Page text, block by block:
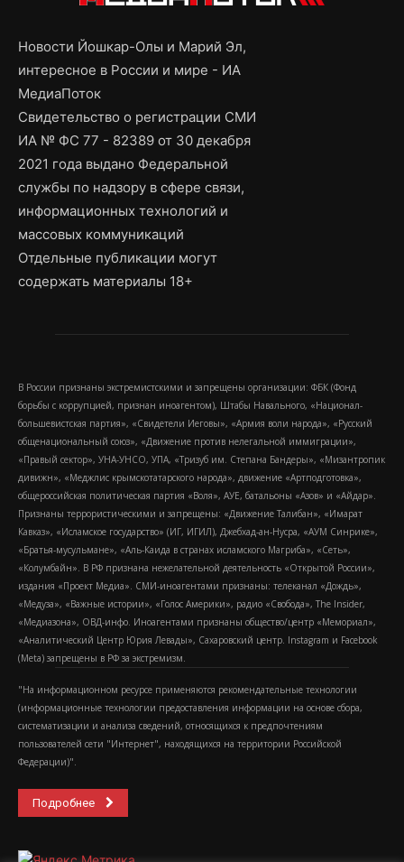
Новости Йошкар-Олы и Марий Эл,
интересное в России и мире - ИА
МедиаПоток
Свидетельство о регистрации СМИ
ИА № ФС 77 - 82389 от 30 декабря
2021 года выдано Федеральной
службы по надзору в сфере связи,
информационных технологий и
массовых коммуникаций
Отдельные публикации могут
содержать материалы 18+
В России признаны экстремистскими и запрещены организации: ФБК (Фонд
борьбы с коррупцией, признан иноагентом), Штабы Навального, «Национал-
большевистская партия», «Свидетели Иеговы», «Армия воли народа», «Русский
общенациональный союз», «Движение против нелегальной иммиграции»,
«Правый сектор», УНА-УНСО, УПА, «Тризуб им. Степана Бандеры», «Мизантропик
дивижн», «Меджлис крымскотатарского народа», движение «Артподготовка»,
общероссийская политическая партия «Воля», АУЕ, батальоны «Азов» и «Айдар».
Признаны террористическими и запрещены: «Движение Талибан», «Имарат
Кавказ», «Исламское государство» (ИГ, ИГИЛ), Джебхад-ан-Нусра, «АУМ Синрике»,
«Братья-мусульмане», «Аль-Каида в странах исламского Магриба», «Сеть»,
«Колумбайн». В РФ признана нежелательной деятельность «Открытой России»,
издания «Проект Медиа». СМИ-иноагентами признаны: телеканал «Дождь»,
«Медуза», «Важные истории», «Голос Америки», радио «Свобода», The Insider,
«Медиазона», ОВД-инфо. Иноагентами признаны общество/центр «Мемориал»,
«Аналитический Центр Юрия Левады», Сахаровский центр. Instagram и Facebook
(Metа) запрещены в РФ за экстремизм.
"На информационном ресурсе применяются рекомендательные технологии
(информационные технологии предоставления информации на основе сбора,
систематизации и анализа сведений, относящихся к предпочтениям
пользователей сети "Интернет", находящихся на территории Российской
Федерации)".
Подробнее